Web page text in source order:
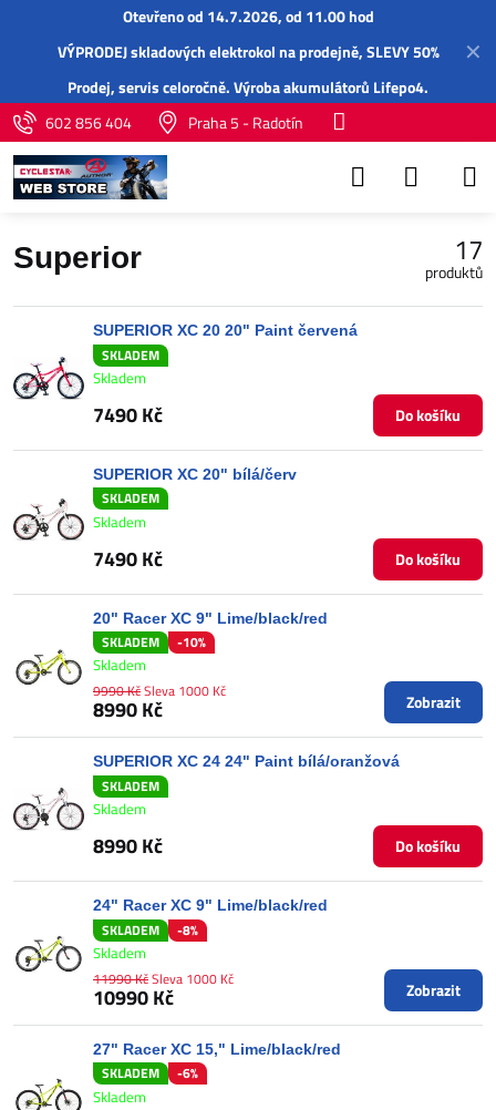
✕
Otevřeno od 14.7.2026, od 11.00 hod
VÝPRODEJ skladových elektrokol na prodejně, SLEVY 50%
Prodej,servisceloročně.Výroba akumulátorů Lifepo4.
602 856 404
Praha 5 - Radotín
Superior 17
produktů
SUPERIOR XC 20 20" Paint červená
SKLADEM
Skladem
7490 Kč Do košíku
SUPERIOR XC 20" bílá/červ
SKLADEM
Skladem
7490 Kč Do košíku
20" Racer XC 9" Lime/black/red
SKLADEM -10%
Skladem
8990 Kč
9990 KčSleva 1000 Kč Zobrazit
SUPERIOR XC 24 24" Paint bílá/oranžová
SKLADEM
Skladem
8990 Kč Do košíku
24" Racer XC 9" Lime/black/red
SKLADEM -8%
Skladem
10990 Kč
11990 KčSleva 1000 Kč Zobrazit
27" Racer XC 15," Lime/black/red
SKLADEM -6%
Skladem